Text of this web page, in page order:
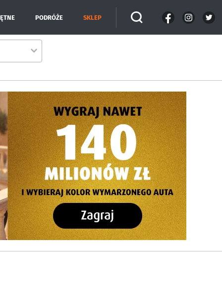
PODRÓŻE SKLEP